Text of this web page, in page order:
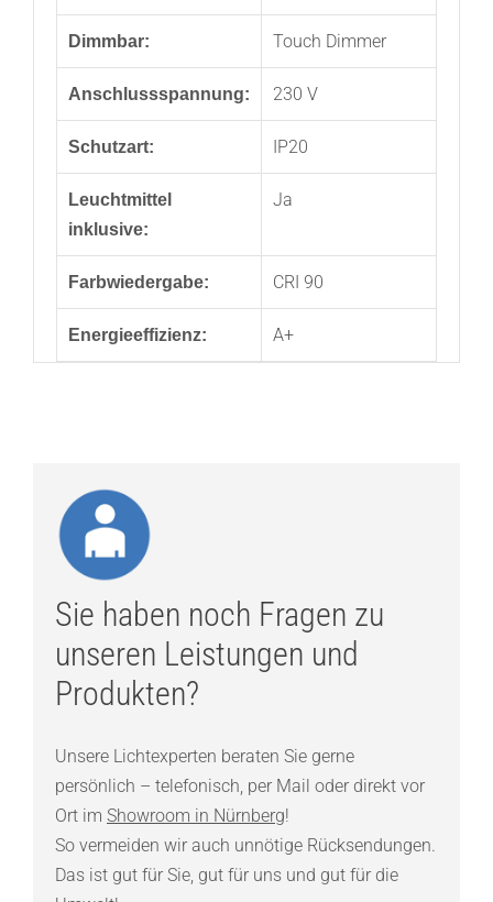
Dimmbar: Touch Dimmer
Anschlussspannung: 230 V
Schutzart: IP20
Leuchtmittel
inklusive:
Ja
Farbwiedergabe: CRI 90
Energieeffizienz: A+
Sie haben noch Fragen zu
unseren Leistungen und
Produkten?
Unsere Lichtexperten beraten Sie gerne
persönlich – telefonisch, per Mail oder direkt vor
Ort im Showroom in Nürnberg!
So vermeiden wir auch unnötige Rücksendungen.
Das ist gut für Sie, gut für uns und gut für die